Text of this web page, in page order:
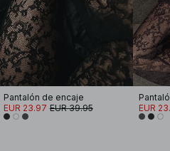
Pantalón de encaje
EUR 23.97 EUR 39.95
EUR